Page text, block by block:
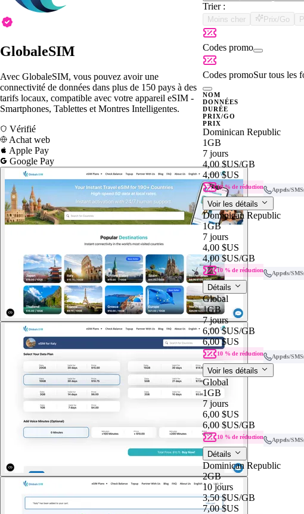
GlobaleSIM
Avec GlobaleSIM, vous pouvez avoir une
connectivité de données dans plus de 150 pays à des
tarifs locaux, compatible avec votre appareil eSIM -
Smartphones, Tablettes et Montres Intelligentes.
Vérifié
Achat web
Apple Pay
Google Pay
Trier :
Moins cher Prix/Go
Codes promo
Codes promoSur tous les
NOM
DONNÉES
DURÉE
PRIX/GO
PRIX
Dominican Republic
1GB
7 jours
4,00 $US/GB
4,00 $US
10 % de réduction Appels/SMS
Voir les détails
Dominican Republic
1GB
7 jours
4,00 $US
4,00 $US/GB
10 % de réduction Appels/SMS
Détails
Global
1GB
7 jours
6,00 $US/GB
6,00 $US
10 % de réduction Appels/SMS
Voir les détails
Global
1GB
7 jours
6,00 $US
6,00 $US/GB
10 % de réduction Appels/SMS
Détails
Dominican Republic
2GB
10 jours
3,50 $US/GB
7,00 $US